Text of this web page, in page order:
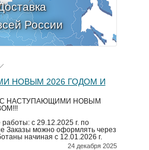
России
НОВЫМ 2026 ГОДОМ И
С НАСТУПАЮЩИМИ НОВЫМ
с 29.12.2025 г. по
Заказы можно оформлять через
начиная с 12.01.2026 г.
24 декабря 2025